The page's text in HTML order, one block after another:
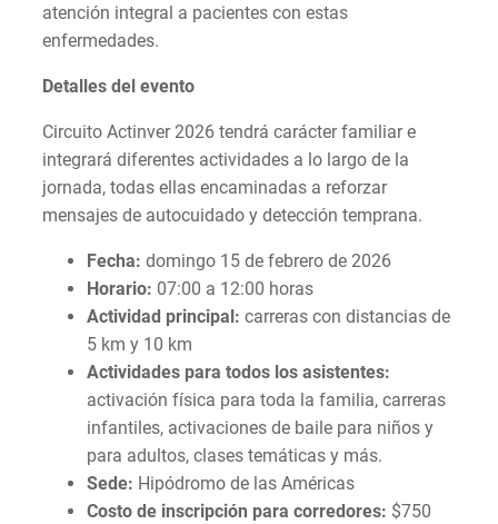
atención integral a pacientes con estas
enfermedades.
Detalles del evento
Circuito Actinver 2026 tendrá carácter familiar e
integrará diferentes actividades a lo largo de la
jornada, todas ellas encaminadas a reforzar
mensajes de autocuidado y detección temprana.
Fecha: domingo 15 de febrero de 2026
Horario: 07:00 a 12:00 horas
Actividad principal: carreras con distancias de
5 km y 10 km
Actividades para todos los asistentes:
activación física para toda la familia, carreras
infantiles, activaciones de baile para niños y
para adultos, clases temáticas y más.
Sede: Hipódromo de las Américas
Costo de inscripción para corredores: $750